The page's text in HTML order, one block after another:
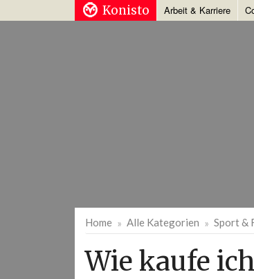
Konisto Arbeit & Karriere
Home Alle Kategorien Sport &
Wie kaufe